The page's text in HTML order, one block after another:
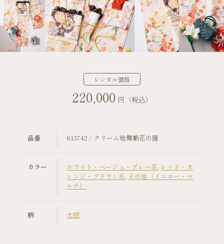
よくあるご質問
店舗案内
振袖レンタルの流れ
写真だけの成人式の流れ
コーディネート小物
成人式当日の過ごし方
キャンペーン
レンタル価格
220,000円（税込）
品番 613742 / クリーム地舞鶴花の園
カラー ホワイト・ベージュ・グレー系
レッド・オ
レンジ・ブラウン系
その他（イエロー・マ
ルチ）
柄 大柄